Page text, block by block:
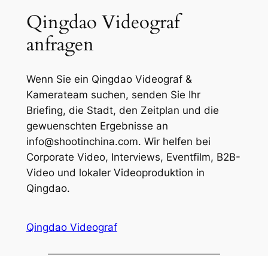
Qingdao Videograf
anfragen
Wenn Sie ein Qingdao Videograf &
Kamerateam suchen, senden Sie Ihr
Briefing, die Stadt, den Zeitplan und die
gewuenschten Ergebnisse an
info@shootinchina.com. Wir helfen bei
Corporate Video, Interviews, Eventfilm, B2B-
Video und lokaler Videoproduktion in
Qingdao.
Qingdao Videograf